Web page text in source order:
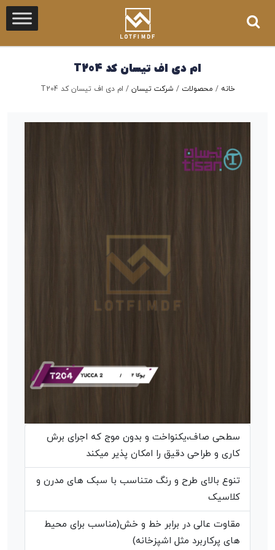
ام دی اف تیسان کد T204
خانه / محصولات / شرکت تیسان / ام دی اف تیسان کد T204
سطحی صاف،یکنواخت و بدون موج که اجرای برش
کاری و طراحی دقیق را امکان پذیر میکند
تنوع بالای طرح و رنگ متناسب با سبک های مدرن و
کلاسیک
مقاوت عالی در برابر خط و خش(مناسب برای محیط
های پرکاربرد مثل اشپزخانه)